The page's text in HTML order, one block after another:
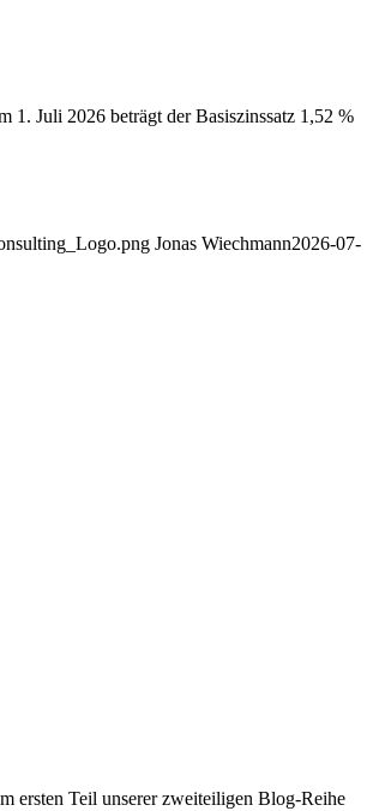
1. Juli 2026 beträgt der Basiszinssatz 1,52 %
Jonas Wiechmann2026-07-
ersten Teil unserer zweiteiligen Blog-Reihe